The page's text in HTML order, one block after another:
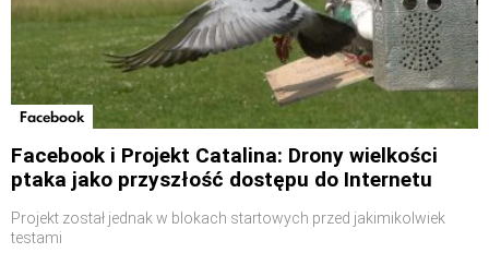
Facebook
Facebook i Projekt Catalina: Drony wielkości
ptaka jako przyszłość dostępu do Internetu
Projekt został jednak w blokach startowych przed jakimikolwiek
testami